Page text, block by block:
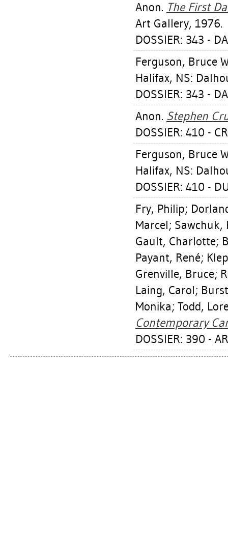
Anon. The First
Art Gallery, 1976.
DOSSIER: 343 -
Ferguson, Bruce
Halifax, NS:
DOSSIER: 343 -
Anon. Stephen
DOSSIER: 410 -
Ferguson, Bruce
Halifax, NS:
DOSSIER: 410 -
Fry, Philip;
Marcel; Sawchuk,
Gault, Charlotte;
Payant, René;
Grenville, Bruce;
Laing, Carol;
Monika; Todd,
Contemporary
DOSSIER: 390 -